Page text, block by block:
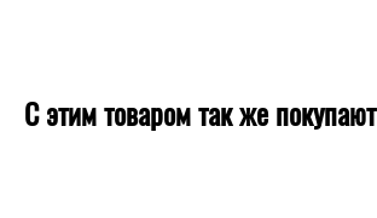
С этим товаром так же покупают